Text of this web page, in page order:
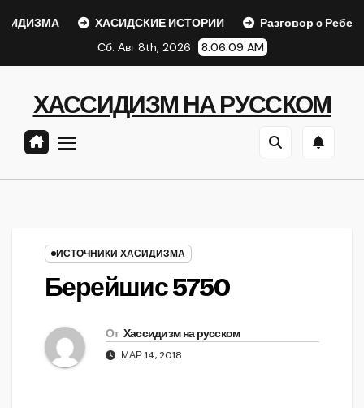
ХАСИДСКИЕ ИСТОРИИ
Разговор с Ребе
Сб. Авг 8th, 2026
8:06:09 AM
ХАССИДИЗМ НА РУССКОМ
ИСТОЧНИКИ ХАСИДИЗМА
Берейшис 5750
От Хассидизм на русском
МАР 14, 2018